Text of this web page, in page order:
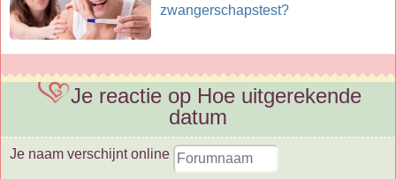
zwangerschapstest?
Je reactie op Hoe uitgerekende
datum
Je naam verschijnt online